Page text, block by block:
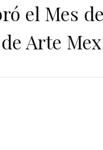
el Mes
Arte